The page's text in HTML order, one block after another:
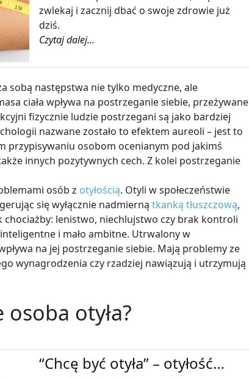
zwlekaj i zacznij dbać o swoje zdrowie już
dziś.
Czytaj dalej...
sobą następstwa nie tylko medyczne, ale
ciała wpływa na postrzeganie siebie, przeżywane
fizycznie ludzie postrzegani są jako bardziej
nazwane zostało to efektem aureoli – jest to
przypisywaniu osobom ocenianym pod jakimś
innych pozytywnych cech. Z kolei postrzeganie
osób z otyłością. Otyli w społeczeństwie
się wyłącznie nadmierną tkanką tłuszczową,
chociażby: lenistwo, niechlujstwo czy brak kontroli
i mało ambitne. Utrwalony w
na jej postrzeganie siebie. Mają problemy ze
wynagrodzenia czy rzadziej nawiązują i utrzymują
otyła?
“Chcę być otyła” – otyłość…